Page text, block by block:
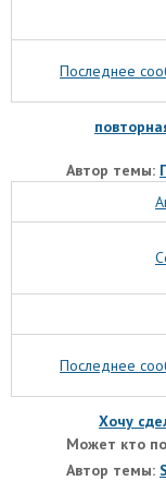
Последнее
Автор темы:
Последнее
Хочу
Может кто
Автор темы: